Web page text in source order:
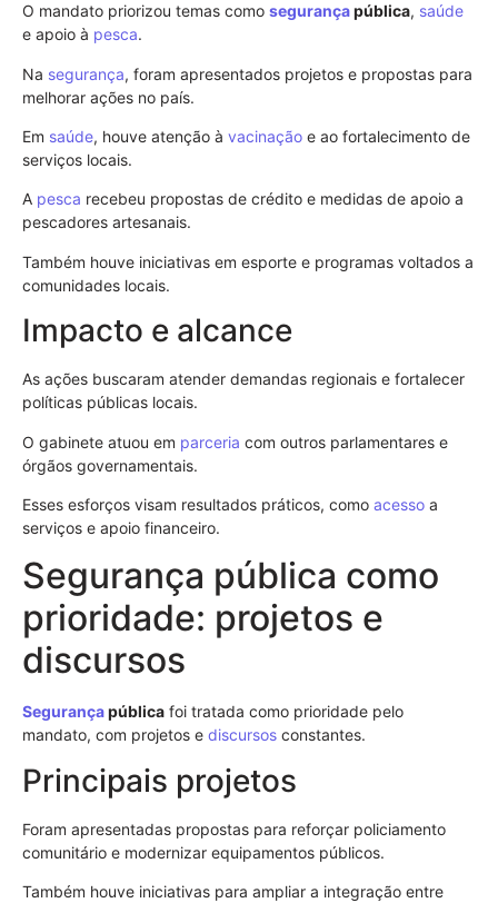
O mandato priorizou temas como segurançapública, saúde
e apoio à pesca.
Na segurança, foram apresentados projetos e propostas para
melhorar ações no país.
Em saúde, houve atenção à vacinação e ao fortalecimento de
serviços locais.
A pesca recebeu propostas de crédito e medidas de apoio a
pescadores artesanais.
Também houve iniciativas em esporte e programas voltados a
comunidades locais.
Impacto e alcance
As ações buscaram atender demandas regionais e fortalecer
políticas públicas locais.
O gabinete atuou em parceria com outros parlamentares e
órgãos governamentais.
Esses esforços visam resultados práticos, como acesso a
serviços e apoio financeiro.
Segurança pública como
prioridade: projetos e
discursos
Segurançapública foi tratada como prioridade pelo
mandato, com projetos e discursos constantes.
Principais projetos
Foram apresentadas propostas para reforçar policiamento
comunitário e modernizar equipamentos públicos.
Também houve iniciativas para ampliar a integração entre